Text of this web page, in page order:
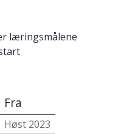
læringsmålene
Fra
Høst 2023